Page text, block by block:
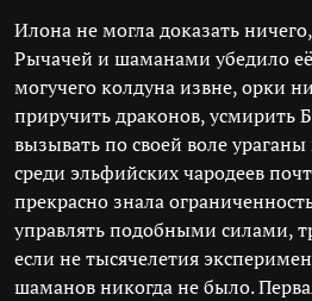
Илона не могла доказать
Рычачей и шаманами убедило
могучего колдуна извне, орки
приручить драконов, усмирить
вызывать по своей воле
среди эльфийских чародеев
прекрасно знала
управлять подобными силами,
если не тысячелетия
шаманов никогда не было.